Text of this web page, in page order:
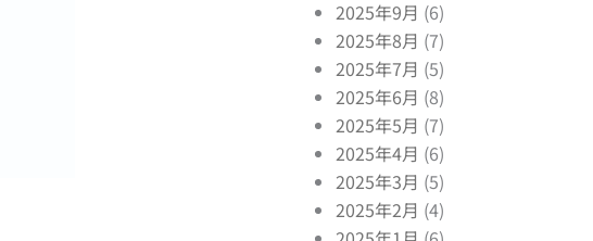
2025年9月 (6)
2025年8月 (7)
2025年7月 (5)
2025年6月 (8)
2025年5月 (7)
2025年4月 (6)
2025年3月 (5)
2025年2月 (4)